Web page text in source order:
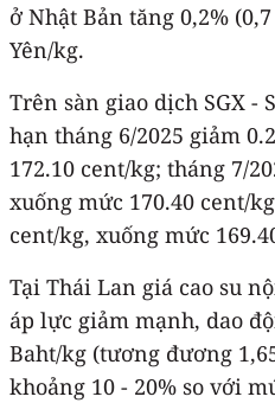
ở Nhật Bản tăng 0,2%
Yên/kg.
Trên sàn giao dịch SGX -
hạn tháng 6/2025 giảm
172.10 cent/kg; tháng 7/
xuống mức 170.40 cent/
cent/kg, xuống mức
Tại Thái Lan giá cao su
áp lực giảm mạnh, dao
Baht/kg (tương đương
khoảng 10 - 20% so với